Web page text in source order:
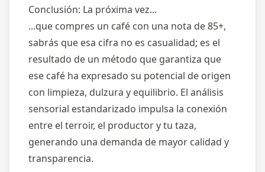
Conclusión: La próxima vez...
...que compres un café con una nota de 85+,
sabrás que esa cifra no es casualidad; es el
resultado de un método que garantiza que
ese café ha expresado su potencial de origen
con limpieza, dulzura y equilibrio. El análisis
sensorial estandarizado impulsa la conexión
entre el terroir, el productor y tu taza,
generando una demanda de mayor calidad y
transparencia.